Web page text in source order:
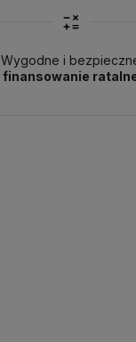
Wygodne i
finansowanie